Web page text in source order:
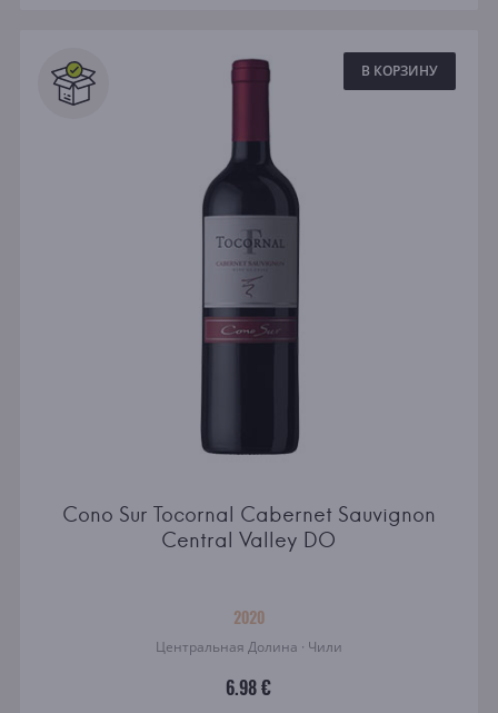
В КОРЗИНУ
Cono Sur Tocornal Cabernet Sauvignon
Central Valley DO
2020
Центральная Долина · Чили
6.98 €